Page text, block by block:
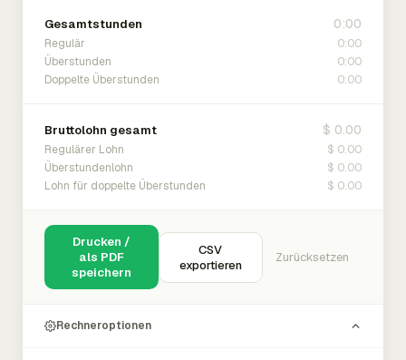
Gesamtstunden 0:00
Regulär 0:00
Überstunden 0:00
Doppelte Überstunden 0:00
Bruttolohn gesamt $ 0.00
Regulärer Lohn $ 0.00
Überstundenlohn $ 0.00
Lohn für doppelte Überstunden $ 0.00
Drucken /
als PDF
speichern
CSV
exportieren
Zurücksetzen
Rechneroptionen